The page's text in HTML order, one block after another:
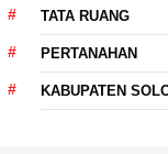
TATA RUANG
PERTANAHAN
KABUPATEN